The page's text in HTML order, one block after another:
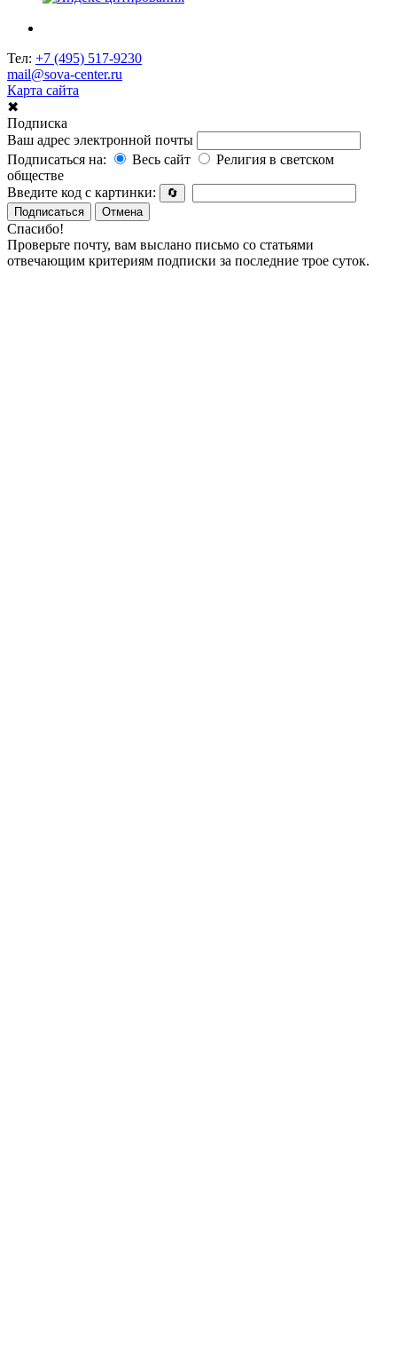
Тел: +7 (495) 517-9230
mail@sova-center.ru
Карта сайта
✖
Подписка
Ваш адрес электронной почты
Подписаться на:
Весь сайт
Религия в светском
обществе
Введите код с картинки:
🔄
Подписаться
Отмена
Спасибо!
Проверьте почту, вам выслано письмо со статьями
отвечающим критериям подписки за последние трое суток.